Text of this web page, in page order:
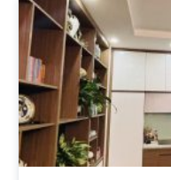
Hướng: TB, ban công
174m². Nội thất đẹp
khách, bếp, thiết bị vệ
Nhà đã có sổ pháp